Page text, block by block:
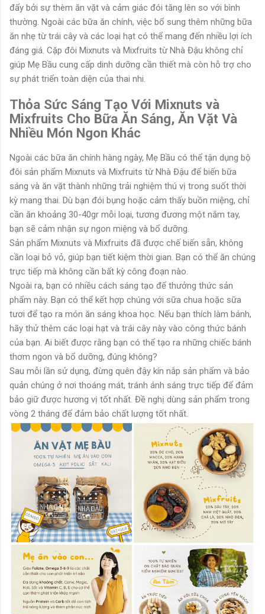
đẩy bởi sự thèm ăn vặt và cảm giác đói tăng lên so với bình
thường. Ngoài các bữa ăn chính, việc bổ sung thêm những bữa
ăn nhẹ từ trái cây và các loại hạt có thể mang đến nhiều lợi ích
đáng giá. Cặp đôi Mixnuts và Mixfruits từ Nhà Đậu không chỉ
giúp Mẹ Bầu cung cấp dinh dưỡng cần thiết mà còn hỗ trợ cho
sự phát triển toàn diện của thai nhi.
Thỏa Sức Sáng Tạo Với Mixnuts và
Mixfruits Cho Bữa Ăn Sáng, Ăn Vặt Và
Nhiều Món Ngon Khác
Ngoài các bữa ăn chính hàng ngày, Mẹ Bầu có thể tận dụng bộ
đôi sản phẩm Mixnuts và Mixfruits từ Nhà Đậu để biến bữa
sáng và ăn vặt thành những trải nghiệm thú vị trong suốt thời
kỳ mang thai. Dù bạn đói bụng hoặc cảm thấy buồn miệng, chỉ
cần ăn khoảng 30-40gr mỗi loại, tương đương một nắm tay,
bạn sẽ cảm nhận sự ngon miệng và bổ dưỡng.
Sản phẩm Mixnuts và Mixfruits đã được chế biến sẵn, không
cần loại bỏ vỏ, giúp bạn tiết kiệm thời gian. Bạn có thể ăn chúng
trực tiếp mà không cần bất kỳ công đoạn nào.
Ngoài ra, bạn có nhiều cách sáng tạo để thưởng thức sản
phẩm này. Bạn có thể kết hợp chúng với sữa chua hoặc sữa
tươi để tạo ra món ăn sáng khoa học. Nếu bạn thích làm bánh,
hãy thử thêm các loại hạt và trái cây này vào công thức bánh
của bạn. Ai biết được rằng bạn có thể tạo ra những chiếc bánh
thơm ngon và bổ dưỡng, đúng không?
Sau mỗi lần sử dụng, đừng quên đậy kín nắp sản phẩm và bảo
quản chúng ở nơi thoáng mát, tránh ánh sáng trực tiếp để đảm
bảo giữ được hương vị tốt nhất. Đề nghị dùng sản phẩm trong
vòng 2 tháng để đảm bảo chất lượng tốt nhất.